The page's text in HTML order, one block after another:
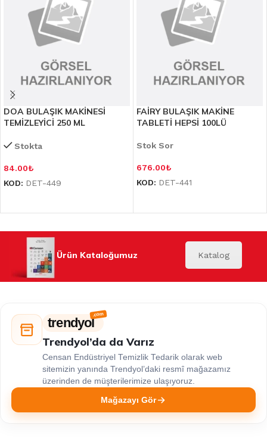
DOA BULAŞIK MAKİNESİ
TEMİZLEYİCİ 250 ML
Stokta
84.00₺
KOD: DET-449
FAİRY BULAŞIK MAKİNE
TABLETİ HEPSİ 100LÜ
Stok Sor
676.00₺
KOD: DET-441
Ürün Kataloğumuz Katalog
trendyol
Trendyol’da da Varız
Censan Endüstriyel Temizlik Tedarik olarak web
sitemizin yanında Trendyol’daki resmî mağazamız
üzerinden de müşterilerimize ulaşıyoruz.
Mağazayı Gör